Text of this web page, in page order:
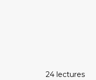
24 lectures